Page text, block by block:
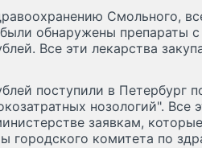
Смольного,
обнаружены препараты
Все эти лекарства
поступили в Петербург
нозологий". Все
заявкам,
городского комитета по